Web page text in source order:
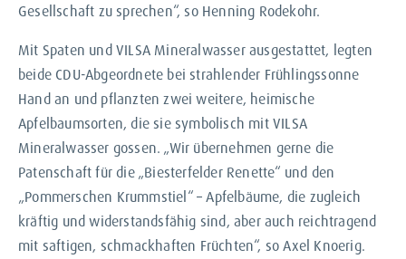
Gesellschaft zu sprechen“, so Henning Rodekohr.
Mit Spaten und VILSA Mineralwasser ausgestattet, legten
beide CDU-Abgeordnete bei strahlender Frühlingssonne
Hand an und pflanzten zwei weitere, heimische
Apfelbaumsorten, die sie symbolisch mit VILSA
Mineralwasser gossen. „Wir übernehmen gerne die
Patenschaft für die „Biesterfelder Renette“ und den
„Pommerschen Krummstiel“ – Apfelbäume, die zugleich
kräftig und widerstandsfähig sind, aber auch reichtragend
mit saftigen, schmackhaften Früchten“, so Axel Knoerig.